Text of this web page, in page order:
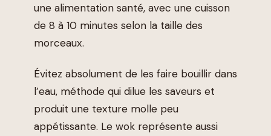
une alimentation santé, avec une cuisson
de 8 à 10 minutes selon la taille des
morceaux.
Évitez absolument de les faire bouillir dans
l’eau, méthode qui dilue les saveurs et
produit une texture molle peu
appétissante. Le wok représente aussi